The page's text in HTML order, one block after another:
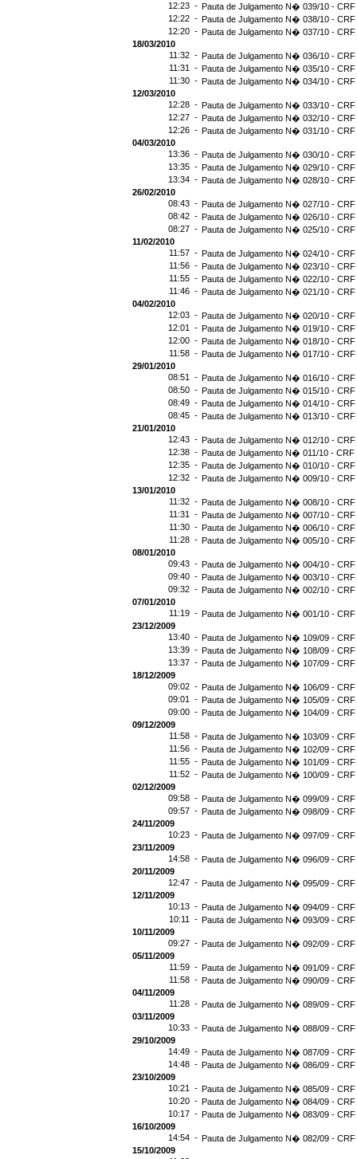
12:23 - Pauta de Julgamento N� 039/10 - CRF
12:22 - Pauta de Julgamento N� 038/10 - CRF
12:20 - Pauta de Julgamento N� 037/10 - CRF
18/03/2010
11:32 - Pauta de Julgamento N� 036/10 - CRF
11:31 - Pauta de Julgamento N� 035/10 - CRF
11:30 - Pauta de Julgamento N� 034/10 - CRF
12/03/2010
12:28 - Pauta de Julgamento N� 033/10 - CRF
12:27 - Pauta de Julgamento N� 032/10 - CRF
12:26 - Pauta de Julgamento N� 031/10 - CRF
04/03/2010
13:36 - Pauta de Julgamento N� 030/10 - CRF
13:35 - Pauta de Julgamento N� 029/10 - CRF
13:34 - Pauta de Julgamento N� 028/10 - CRF
26/02/2010
08:43 - Pauta de Julgamento N� 027/10 - CRF
08:42 - Pauta de Julgamento N� 026/10 - CRF
08:27 - Pauta de Julgamento N� 025/10 - CRF
11/02/2010
11:57 - Pauta de Julgamento N� 024/10 - CRF
11:56 - Pauta de Julgamento N� 023/10 - CRF
11:55 - Pauta de Julgamento N� 022/10 - CRF
11:46 - Pauta de Julgamento N� 021/10 - CRF
04/02/2010
12:03 - Pauta de Julgamento N� 020/10 - CRF
12:01 - Pauta de Julgamento N� 019/10 - CRF
12:00 - Pauta de Julgamento N� 018/10 - CRF
11:58 - Pauta de Julgamento N� 017/10 - CRF
29/01/2010
08:51 - Pauta de Julgamento N� 016/10 - CRF
08:50 - Pauta de Julgamento N� 015/10 - CRF
08:49 - Pauta de Julgamento N� 014/10 - CRF
08:45 - Pauta de Julgamento N� 013/10 - CRF
21/01/2010
12:43 - Pauta de Julgamento N� 012/10 - CRF
12:38 - Pauta de Julgamento N� 011/10 - CRF
12:35 - Pauta de Julgamento N� 010/10 - CRF
12:32 - Pauta de Julgamento N� 009/10 - CRF
13/01/2010
11:32 - Pauta de Julgamento N� 008/10 - CRF
11:31 - Pauta de Julgamento N� 007/10 - CRF
11:30 - Pauta de Julgamento N� 006/10 - CRF
11:28 - Pauta de Julgamento N� 005/10 - CRF
08/01/2010
09:43 - Pauta de Julgamento N� 004/10 - CRF
09:40 - Pauta de Julgamento N� 003/10 - CRF
09:32 - Pauta de Julgamento N� 002/10 - CRF
07/01/2010
11:19 - Pauta de Julgamento N� 001/10 - CRF
23/12/2009
13:40 - Pauta de Julgamento N� 109/09 - CRF
13:39 - Pauta de Julgamento N� 108/09 - CRF
13:37 - Pauta de Julgamento N� 107/09 - CRF
18/12/2009
09:02 - Pauta de Julgamento N� 106/09 - CRF
09:01 - Pauta de Julgamento N� 105/09 - CRF
09:00 - Pauta de Julgamento N� 104/09 - CRF
09/12/2009
11:58 - Pauta de Julgamento N� 103/09 - CRF
11:56 - Pauta de Julgamento N� 102/09 - CRF
11:55 - Pauta de Julgamento N� 101/09 - CRF
11:52 - Pauta de Julgamento N� 100/09 - CRF
02/12/2009
09:58 - Pauta de Julgamento N� 099/09 - CRF
09:57 - Pauta de Julgamento N� 098/09 - CRF
24/11/2009
10:23 - Pauta de Julgamento N� 097/09 - CRF
23/11/2009
14:58 - Pauta de Julgamento N� 096/09 - CRF
20/11/2009
12:47 - Pauta de Julgamento N� 095/09 - CRF
12/11/2009
10:13 - Pauta de Julgamento N� 094/09 - CRF
10:11 - Pauta de Julgamento N� 093/09 - CRF
10/11/2009
09:27 - Pauta de Julgamento N� 092/09 - CRF
05/11/2009
11:59 - Pauta de Julgamento N� 091/09 - CRF
11:58 - Pauta de Julgamento N� 090/09 - CRF
04/11/2009
11:28 - Pauta de Julgamento N� 089/09 - CRF
03/11/2009
10:33 - Pauta de Julgamento N� 088/09 - CRF
29/10/2009
14:49 - Pauta de Julgamento N� 087/09 - CRF
14:48 - Pauta de Julgamento N� 086/09 - CRF
23/10/2009
10:21 - Pauta de Julgamento N� 085/09 - CRF
10:20 - Pauta de Julgamento N� 084/09 - CRF
10:17 - Pauta de Julgamento N� 083/09 - CRF
16/10/2009
14:54 - Pauta de Julgamento N� 082/09 - CRF
15/10/2009